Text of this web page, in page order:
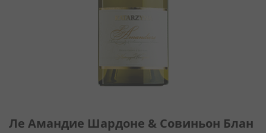
към
Ле Амандие Шардоне & Совиньон Блан